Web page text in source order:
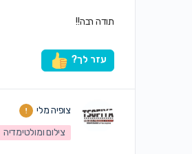
תודה רבה!!
עזר לך?
צופיה מלי
צילום ומולטימדיה